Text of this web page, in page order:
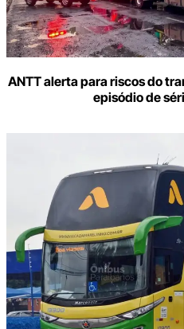
ANTT alerta para riscos do
episódio de